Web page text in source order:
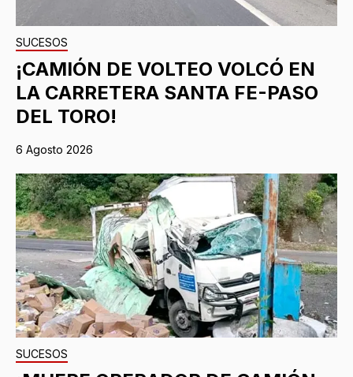
SUCESOS
¡CAMIÓN DE VOLTEO VOLCÓ EN
LA CARRETERA SANTA FE-PASO
DEL TORO!
6 Agosto 2026
SUCESOS